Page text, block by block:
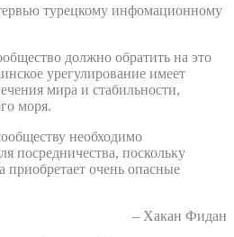
турецкому инфомационному
должно обратить на это
урегулирование имеет
мира и стабильности,
моря.
необходимо
посредничества, поскольку
приобретает очень опасные
– Хакан Фидан